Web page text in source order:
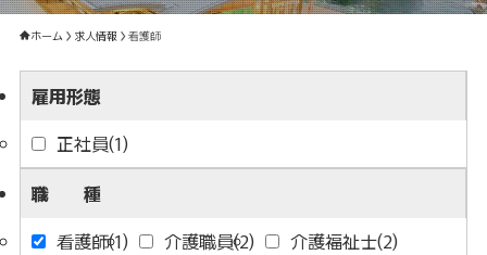
ホーム 求人情報 看護師
雇用形態
正社員(1)
職 種
看護師(1) 介護職員(2) 介護福祉士(2)